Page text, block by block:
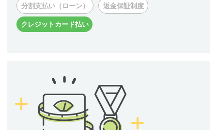
分割支払い（ローン） 返金保証制度
クレジットカード払い